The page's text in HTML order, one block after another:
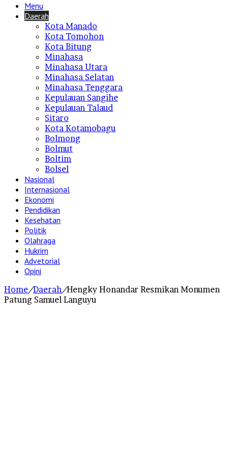
Menu
Daerah
Kota Manado
Kota Tomohon
Kota Bitung
Minahasa
Minahasa Utara
Minahasa Selatan
Minahasa Tenggara
Kepulauan Sangihe
Kepulauan Talaud
Sitaro
Kota Kotamobagu
Bolmong
Bolmut
Boltim
Bolsel
Nasional
Internasional
Ekonomi
Pendidikan
Kesehatan
Politik
Olahraga
Hukrim
Advetorial
Opini
Home/Daerah/Hengky Honandar Resmikan Monumen
Patung Samuel Languyu